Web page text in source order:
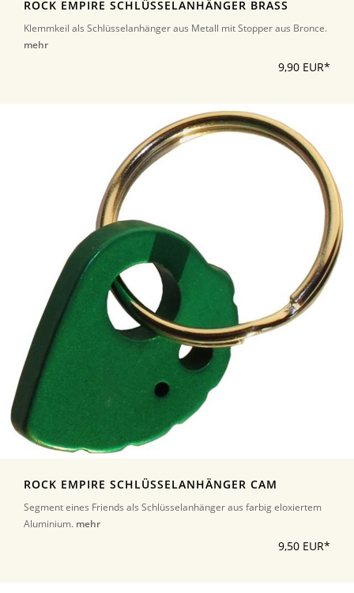
ROCK EMPIRE SCHLÜSSELANHÄNGER BRASS
Klemmkeil als Schlüsselanhänger aus Metall mit Stopper aus Bronce.
mehr
9,90 EUR*
ROCK EMPIRE SCHLÜSSELANHÄNGER CAM
Segment eines Friends als Schlüsselanhänger aus farbig eloxiertem
Aluminium. mehr
9,50 EUR*